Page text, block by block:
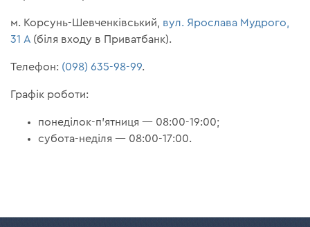
м. Корсунь-Шевченківський, вул. Ярослава Мудрого,
31 А (біля входу в Приватбанк).
Телефон: (098) 635-98-99.
Графік роботи:
понеділок-п'ятниця — 08:00-19:00;
субота-неділя — 08:00-17:00.